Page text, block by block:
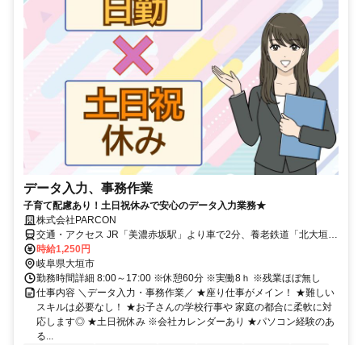
データ入力、事務作業
子育て配慮あり！土日祝休みで安心のデータ入力業務★
株式会社PARCON
交通・アクセス JR「美濃赤坂駅」より車で2分、養老鉄道「北大垣
駅」より車で10分
時給1,250円
岐阜県大垣市
勤務時間詳細 8:00～17:00 ※休憩60分 ※実働8ｈ ※残業ほぼ無し
仕事内容 ＼データ入力・事務作業／ ★座り仕事がメイン！ ★難しい
スキルは必要なし！ ★お子さんの学校行事や 家庭の都合に柔軟に対
応します◎ ★土日祝休み ※会社カレンダーあり ★パソコン経験のあ
る...